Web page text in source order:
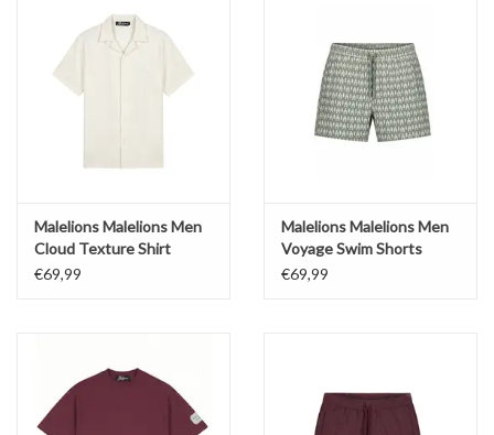
Malelions Malelions Men
Cloud Texture Shirt
€69,99
Malelions Malelions Men
Voyage Swim Shorts
€69,99